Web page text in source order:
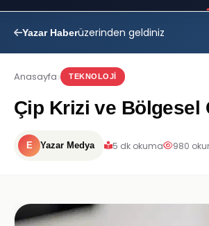
Yazar Haberüzerinden geldiniz
Anasayfa TEKNOLOJI
Çip Krizi ve Bölgesel
E Yazar Medya 5 dk okuma 980